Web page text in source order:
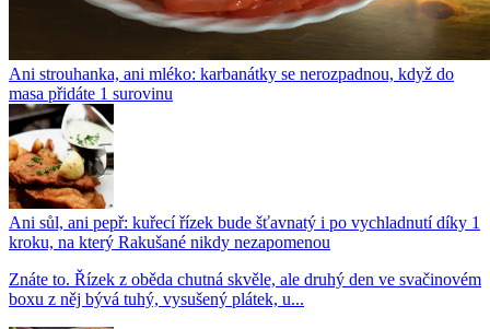
Ani strouhanka, ani mléko: karbanátky se nerozpadnou, když do
masa přidáte 1 surovinu
Ani sůl, ani pepř: kuřecí řízek bude šťavnatý i po vychladnutí díky 1
kroku, na který Rakušané nikdy nezapomenou
Znáte to. Řízek z oběda chutná skvěle, ale druhý den ve svačinovém
boxu z něj bývá tuhý, vysušený plátek, u...